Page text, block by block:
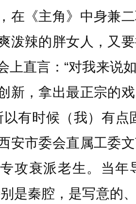
在《主角》中身兼
泼辣的胖女人，又
上直言：“对我来说
新，拿出最正宗的
以有时候（我）有
安市委会直属工委
攻衰派老生。当年
别是秦腔，是写意的